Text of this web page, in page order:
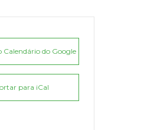
Calendário do Google
para iCal